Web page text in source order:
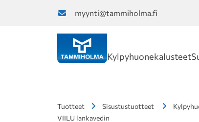
myynti@tammiholma.fi
Kylpyhuonekalusteet
Tuotteet Sisustustuotteet
VIILU lankavedin